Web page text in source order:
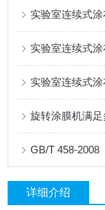
实验室连续式
实验室连续式
实验室连续式
旋转涂膜机满
详细介绍